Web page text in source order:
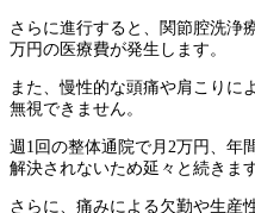
さらに進行すると、関節腔洗浄
万円の医療費が発生します。
また、慢性的な頭痛や肩こりに
無視できません。
週1回の整体通院で月2万円、年
解決されないため延々と続きます
さらに、痛みによる欠勤や生産